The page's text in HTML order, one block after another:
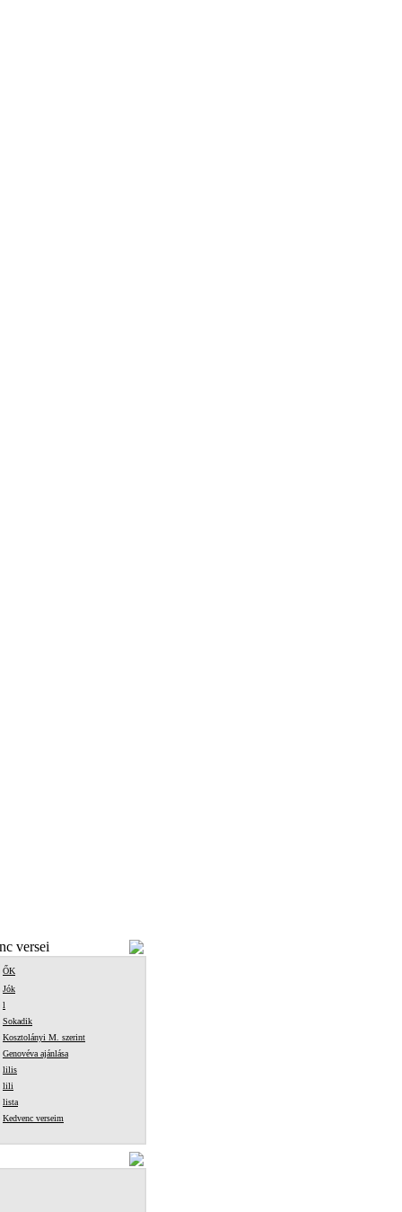
versei
ŐK
Jók
l
Sokadik
Kosztolányi M. szerint
Genovéva ajánlása
lilis
lili
lista
Kedvenc verseim